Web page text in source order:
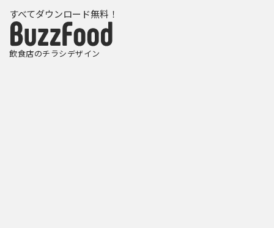
すべてダウンロード無料！
飲食店のチラシデザイン